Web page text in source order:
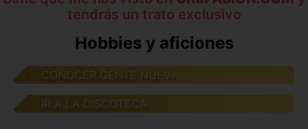
tendrás un trato exclusivo
Hobbies y aficiones
CONOCER GENTE NUEVA
IR A LA DISCOTECA